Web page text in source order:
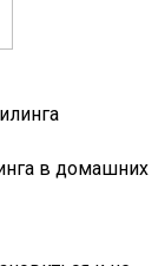
в домашних